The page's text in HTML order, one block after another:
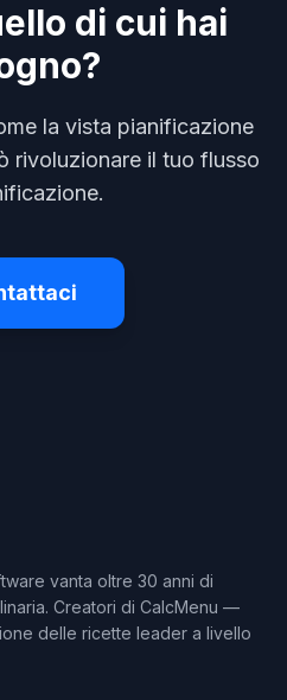
di cui hai
la vista pianificazione
rivoluzionare il tuo flusso
vanta oltre 30 anni di
Creatori di CalcMenu —
delle ricette leader a livello